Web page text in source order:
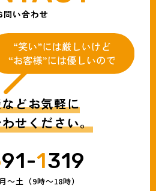
問い合わせ
どお気軽に
せください。
91-1319
〜土（9時〜18時）